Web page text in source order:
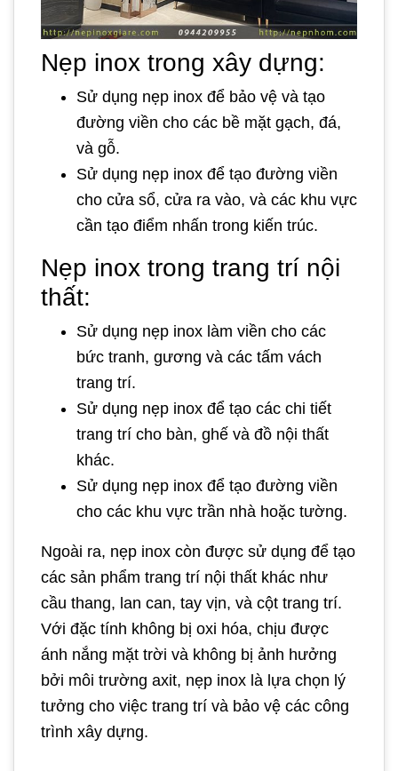
Nẹp inox trong xây dựng:
Sử dụng nẹp inox để bảo vệ và tạo
đường viền cho các bề mặt gạch, đá,
và gỗ.
Sử dụng nẹp inox để tạo đường viền
cho cửa sổ, cửa ra vào, và các khu vực
cần tạo điểm nhấn trong kiến trúc.
Nẹp inox trong trang trí nội
thất:
Sử dụng nẹp inox làm viền cho các
bức tranh, gương và các tấm vách
trang trí.
Sử dụng nẹp inox để tạo các chi tiết
trang trí cho bàn, ghế và đồ nội thất
khác.
Sử dụng nẹp inox để tạo đường viền
cho các khu vực trần nhà hoặc tường.
Ngoài ra, nẹp inox còn được sử dụng để tạo
các sản phẩm trang trí nội thất khác như
cầu thang, lan can, tay vịn, và cột trang trí.
Với đặc tính không bị oxi hóa, chịu được
ánh nắng mặt trời và không bị ảnh hưởng
bởi môi trường axit, nẹp inox là lựa chọn lý
tưởng cho việc trang trí và bảo vệ các công
trình xây dựng.